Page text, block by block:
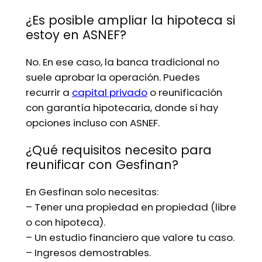
¿Es posible ampliar la hipoteca si
estoy en ASNEF?
No. En ese caso, la banca tradicional no
suele aprobar la operación. Puedes
recurrir a capital privado o reunificación
con garantía hipotecaria, donde sí hay
opciones incluso con ASNEF.
¿Qué requisitos necesito para
reunificar con Gesfinan?
En Gesfinan solo necesitas:
– Tener una propiedad en propiedad (libre
o con hipoteca).
– Un estudio financiero que valore tu caso.
– Ingresos demostrables.